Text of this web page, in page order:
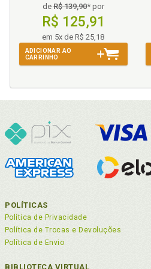
deR$ 139,90* por
R$ 125,91
em 5x de R$ 25,18
ADICIONAR AO
CARRINHO
POLÍTICAS
Política de Privacidade
Política de Trocas e Devoluções
Política de Envio
BIBLIOTECA VIRTUAL